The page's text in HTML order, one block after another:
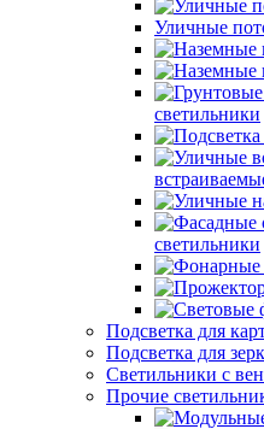
Уличные
светильники
светильники
Подсветка для
Подсветка для
Светильники с
Прочие